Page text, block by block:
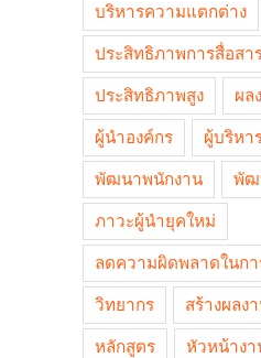
บริหารความแตกต่าง
ประสิทธิภาพการสื่อสา
ประสิทธิภาพสูง ผล
ผู้นำองค์กร ผู้บริหา
พัฒนาพนักงาน พัฒ
ภาวะผู้นำยุคใหม่
ลดความผิดพลาดในกา
วิทยากร สร้างผลง
หลักสูตร หัวหน้างา